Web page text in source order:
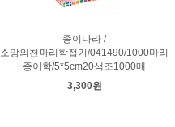
종이나라 /
소망의천마리학접기/041490/1000마리
종이학/5*5cm20색조1000매
3,300원